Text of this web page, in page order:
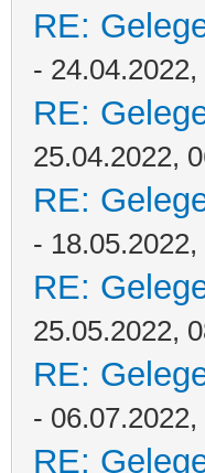
RE:
- 24.04.2022,
RE:
25.04.2022,
RE:
- 18.05.2022,
RE:
25.05.2022,
RE:
- 06.07.2022,
RE: